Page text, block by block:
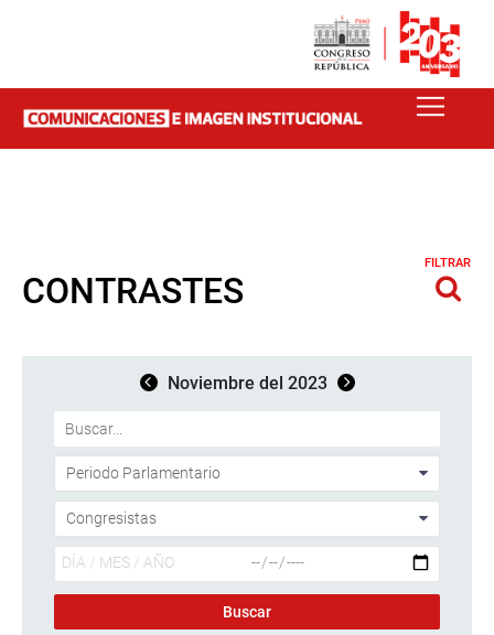
CONTRASTES
FILTRAR
Noviembre del 2023